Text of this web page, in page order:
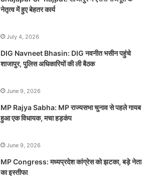
नेतृत्व में हुए बेहतर कार्य
July 4, 2026
DIG Navneet Bhasin: DIG नवनीत भसीन पहुंचे
शाजापुर, पुलिस अधिकारियों की ली बैठक
June 9, 2026
MP Rajya Sabha: MP राज्यसभा चुनाव से पहले गायब
हुआ एक विधायक, मचा हड़कंप
June 9, 2026
MP Congress: मध्यप्रदेश कांग्रेस को झटका, बड़े नेता
का इस्तीफा